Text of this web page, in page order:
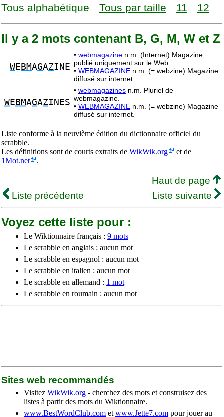
Tous alphabétique Tous par taille 11 12
Il y a 2 mots contenant B, G, M, W et Z
WE BMAGAZINE
• webmagazine n.m. (Internet) Magazine
publié uniquement sur le Web.
• WEBMAGAZINE n.m. (= webzine) Magazine
diffusé sur internet.
WE BMAGAZINES
• webmagazines n.m. Pluriel de
webmagazine.
• WEBMAGAZINE n.m. (= webzine) Magazine
diffusé sur internet.
Liste conforme à la neuvième édition du dictionnaire officiel du
scrabble.
Les définitions sont de courts extraits de WikWik.org
et de
1Mot.net
.
Haut de page
Liste précédente
Liste suivante
Voyez cette liste pour :
Le Wiktionnaire français : 9 mots
Le scrabble en anglais : aucun mot
Le scrabble en espagnol : aucun mot
Le scrabble en italien : aucun mot
Le scrabble en allemand : 1 mot
Le scrabble en roumain : aucun mot
Sites web recommandés
Visitez WikWik.org - cherchez des mots et construisez des
listes à partir des mots du Wiktionnaire.
www.BestWordClub.com et www.Jette7.com pour jouer au